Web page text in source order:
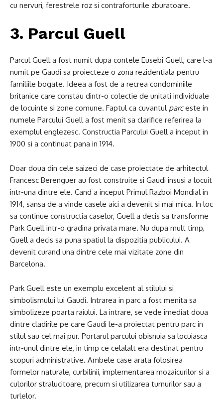
cu nervuri, ferestrele roz si contraforturile zburatoare.
3. Parcul Guell
Parcul Guell a fost numit dupa contele Eusebi Guell, care l-a
numit pe Gaudi sa proiecteze o zona rezidentiala pentru
familiile bogate. Ideea a fost de a recrea condominiile
britanice care constau dintr-o colectie de unitati individuale
de locuinte si zone comune. Faptul ca cuvantul parceste in
numele Parcului Guell a fost menit sa clarifice referirea la
exemplul englezesc. Constructia Parcului Guell a inceput in
1900 si a continuat pana in 1914.
Doar doua din cele saizeci de case proiectate de arhitectul
Francesc Berenguer au fost construite si Gaudi insusi a locuit
intr-una dintre ele. Cand a inceput Primul Razboi Mondial in
1914, sansa de a vinde casele aici a devenit si mai mica. In loc
sa continue constructia caselor, Guell a decis sa transforme
Park Guell intr-o gradina privata mare. Nu dupa mult timp,
Guell a decis sa puna spatiul la dispozitia publicului. A
devenit curand una dintre cele mai vizitate zone din
Barcelona.
Park Guell este un exemplu excelent al stilului si
simbolismului lui Gaudi. Intrarea in parc a fost menita sa
simbolizeze poarta raiului. La intrare, se vede imediat doua
dintre cladirile pe care Gaudi le-a proiectat pentru parc in
stilul sau cel mai pur. Portarul parcului obisnuia sa locuiasca
intr-unul dintre ele, in timp ce celalalt era destinat pentru
scopuri administrative. Ambele case arata folosirea
formelor naturale, curbilinii, implementarea mozaicurilor si a
culorilor stralucitoare, precum si utilizarea turnurilor sau a
turlelor.